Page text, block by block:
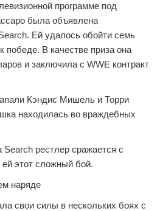
программе под
была объявлена
Ей удалось обойти семь
победе. В качестве приза она
и заключила с WWE контракт
Кэндис Мишель и Торри
находилась во враждебных
рестлер сражается с
ей этот сложный бой.
свои силы в нескольких боях с